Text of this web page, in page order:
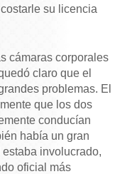
su licencia
cámaras corporales
claro que el
problemas. El
que los dos
conducían
había un gran
involucrado,
oficial más